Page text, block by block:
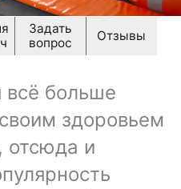
Задать
вопрос
Отзывы
всё больше
здоровьем
отсюда и